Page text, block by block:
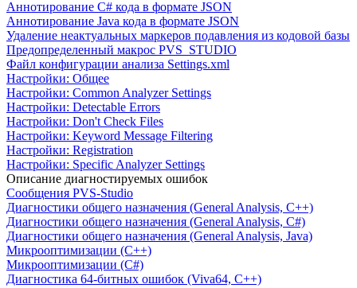
Аннотирование C# кода в формате JSON
Аннотирование Java кода в формате JSON
Удаление неактуальных маркеров подавления из кодовой базы
Предопределенный макрос PVS_STUDIO
Файл конфигурации анализа Settings.xml
Настройки: Общее
Настройки: Common Analyzer Settings
Настройки: Detectable Errors
Настройки: Don't Check Files
Настройки: Keyword Message Filtering
Настройки: Registration
Настройки: Specific Analyzer Settings
Описание диагностируемых ошибок
Сообщения PVS-Studio
Диагностики общего назначения (General Analysis, C++)
Диагностики общего назначения (General Analysis, C#)
Диагностики общего назначения (General Analysis, Java)
Микрооптимизации (C++)
Микрооптимизации (C#)
Диагностика 64-битных ошибок (Viva64, C++)